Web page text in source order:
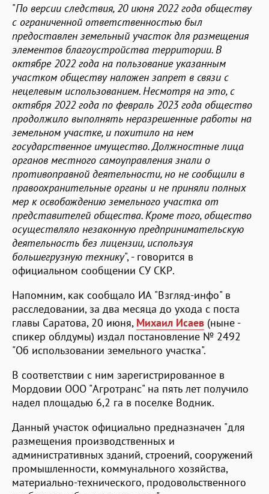
"По версии следствия, 20 июня 2022 года обществу
с ограниченной ответственностью был
предоставлен земельный участок для размещения
элементов благоустройства территории. В
октябре 2022 года на пользование указанным
участком обществу наложен запрет в связи с
нецелевым использованием. Несмотря на это, с
октября 2022 года по февраль 2023 года общество
продолжило выполнять неразрешенные работы на
земельном участке, и похитило на нем
государственное имущество. Должностные лица
органов местного самоуправления знали о
противоправной деятельности, но не сообщили в
правоохранительные органы и не приняли полных
мер к освобождению земельного участка от
представителей общества. Кроме того, общество
осуществляло незаконную предпринимательскую
деятельность без лицензии, используя
большегрузную технику", - говорится в
официальном сообщении СУ СКР.
Напомним, как сообщало ИА "Взгляд-инфо" в
расследовании, за два месяца до ухода с поста
главы Саратова, 20 июня, Михаил Исаев (ныне -
спикер облдумы) издал постановление № 2492
"Об использовании земельного участка".
В соответствии с ним зарегистрированное в
Мордовии ООО "Агротранс" на пять лет получило
надел площадью 6,2 га в поселке Водник.
Данный участок официально предназначен "для
размещения производственных и
административных зданий, строений, сооружений
промышленности, коммунального хозяйства,
материально-технического, продовольственного